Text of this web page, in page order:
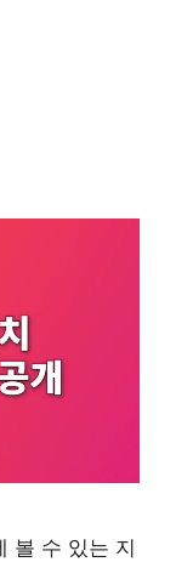
볼 수 있는 지